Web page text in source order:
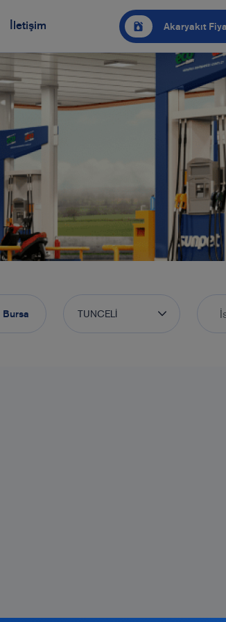
Benzin 3
İletişim
Genel Merkez ve Bölge Müdürlükleri
Öneri ve Şikayetler
Bayilik Başvurusu
Akaryakıt
Bursa TUNCELİ